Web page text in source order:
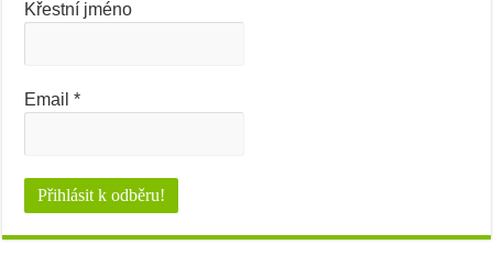
Křestní jméno
Email*